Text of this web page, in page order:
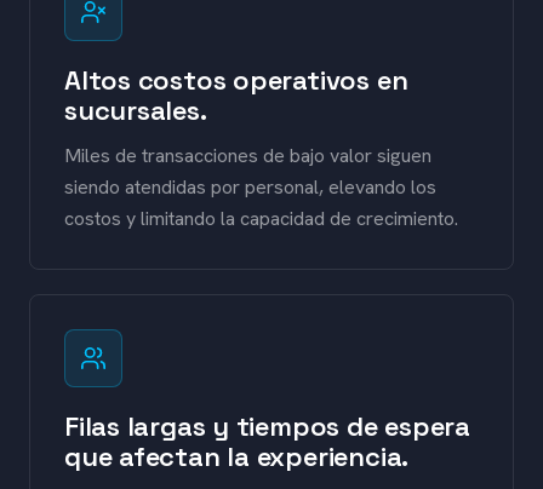
Altos costos operativos en
sucursales.
Miles de transacciones de bajo valor siguen
siendo atendidas por personal, elevando los
costos y limitando la capacidad de crecimiento.
Filas largas y tiempos de espera
que afectan la experiencia.